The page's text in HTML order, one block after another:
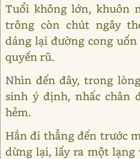
Tuổi không lớn, khuôn
trông còn chút ngây
dáng lại đường cong
quyến rũ.
Nhìn đến đây, trong
sinh ý định, nhấc chân
hẻm.
Hắn đi thẳng đến trước
dừng lại, lấy ra một lạng